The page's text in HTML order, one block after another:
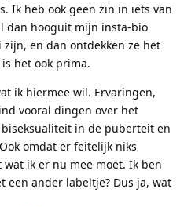
Ik heb ook geen zin in iets van
dan hooguit mijn insta-bio
en dan ontdekken ze het
het ook prima.
ik hiermee wil. Ervaringen,
vooral dingen over het
in de puberteit en
omdat er feitelijk niks
ik er nu mee moet. Ik ben
een ander labeltje? Dus ja, wat